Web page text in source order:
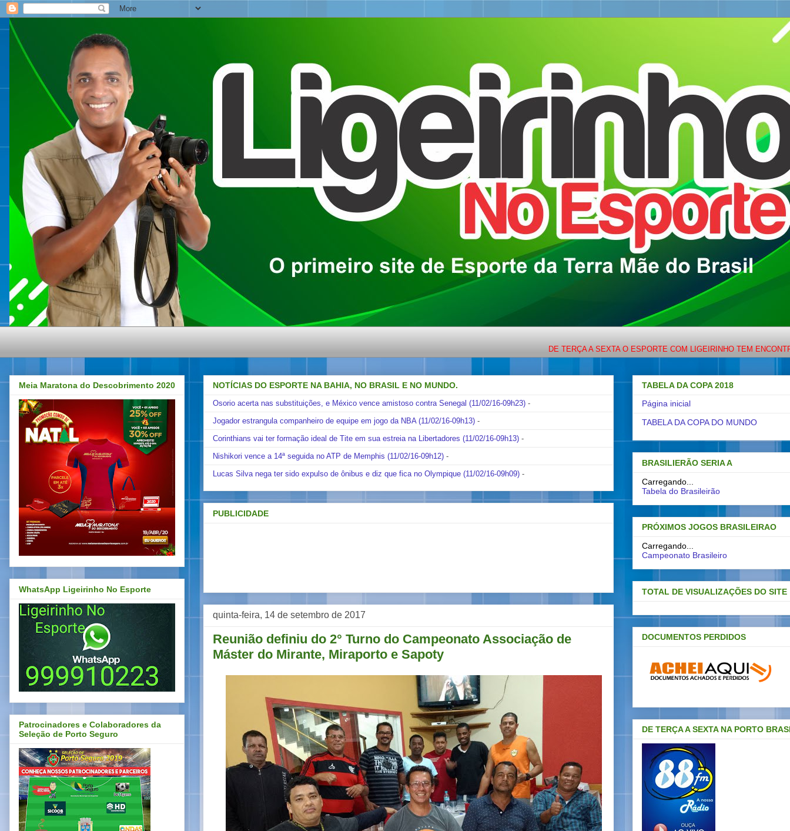
DE TERÇA A SEXTA O ESPORTE COM LIGEIRINHO TEM ENCONTRO
NOTÍCIAS DO ESPORTE NA BAHIA, NO BRASIL E NO MUNDO.
Osorio acerta nas substituições, e México vence amistoso contra Senegal (11/02/16-09h23) -
Jogador estrangula companheiro de equipe em jogo da NBA (11/02/16-09h13) -
Corinthians vai ter formação ideal de Tite em sua estreia na Libertadores (11/02/16-09h13) -
Nishikori vence a 14ª seguida no ATP de Memphis (11/02/16-09h12) -
Lucas Silva nega ter sido expulso de ônibus e diz que fica no Olympique (11/02/16-09h09) -
PUBLICIDADE
quinta-feira, 14 de setembro de 2017
Reunião definiu do 2° Turno do Campeonato Associação de
Máster do Mirante, Miraporto e Sapoty
Meia Maratona do Descobrimento 2020
WhatsApp Ligeirinho No Esporte
Patrocinadores e Colaboradores da
Seleção de Porto Seguro
TABELA DA COPA 2018
Página inicial
TABELA DA COPA DO MUNDO
BRASILIERÃO SERIA A
Carregando...
Tabela do Brasileirão
PRÓXIMOS JOGOS BRASILEIRAO
Carregando...
Campeonato Brasileiro
TOTAL DE VISUALIZAÇÕES DO SITE
DOCUMENTOS PERDIDOS
DE TERÇA A SEXTA NA PORTO